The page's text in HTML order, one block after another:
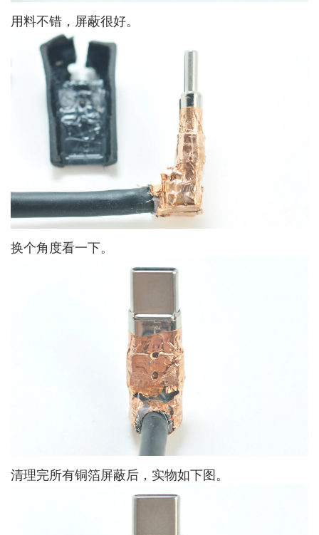
用料不错，屏蔽很好。
换个角度看一下。
清理完所有铜箔屏蔽后，实物如下图。